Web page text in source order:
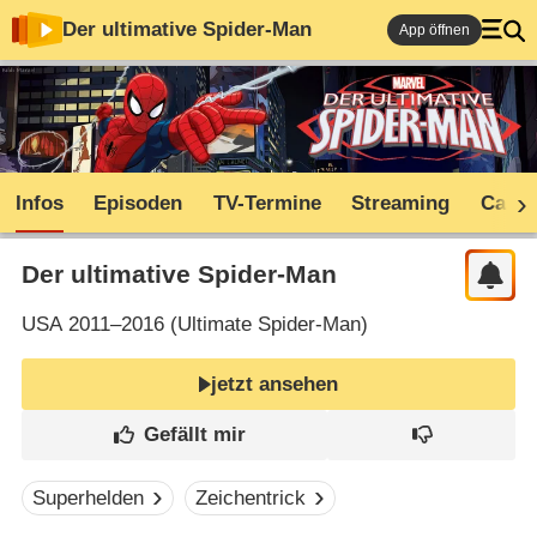
Der ultimative Spider-Man App öffnen
Infos Episoden TV-Termine Streaming Cast
Der ultimative Spider-Man
USA2011–2016 (Ultimate Spider-Man)
jetzt ansehen
Superhelden Zeichentrick